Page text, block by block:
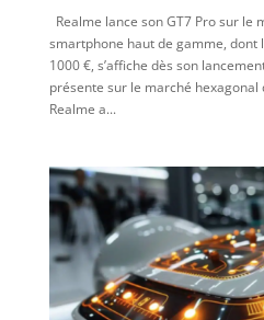
Realme lance son GT7 Pro sur le
smartphone haut de gamme, dont
1000 €, s’affiche dès son
présente sur le marché hexagonal
Realme a...